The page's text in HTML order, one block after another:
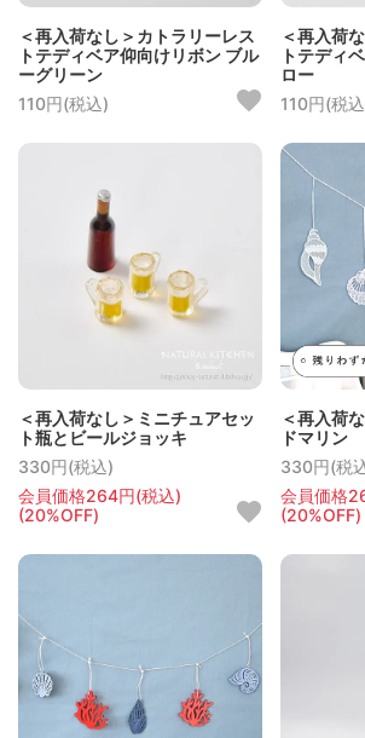
＜再入荷なし＞カトラリーレス
トテディベア仰向けリボン ブル
ーグリーン
110円(税込)
＜再入荷
トテディ
ロー
110円(税
＜再入荷なし＞ミニチュアセッ
ト瓶とビールジョッキ
330円(税込)
会員価格264円(税込)
(20%OFF)
＜再入荷
ドマリン
330円(税
会員価格
(20%OFF)